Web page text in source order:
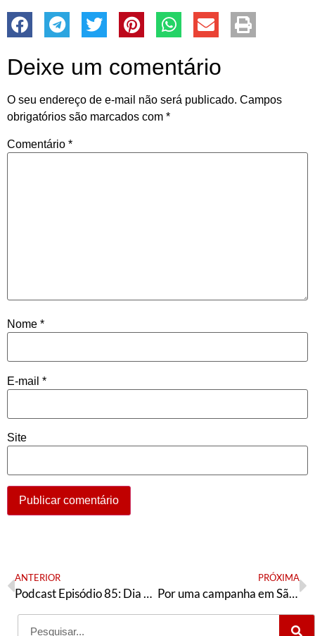
Deixe um comentário
O seu endereço de e-mail não será publicado. Campos
obrigatórios são marcados com *
Comentário *
Nome *
E-mail *
Site
ANTERIOR
Podcast Episódio 85: Dia da mulher negra, latino-americana e caribenha, a situação internacional e o novo Fundeb
PRÓXIMA
Por uma campanha em São Paulo para combater o Bolsonarismo e o neoliberalismo